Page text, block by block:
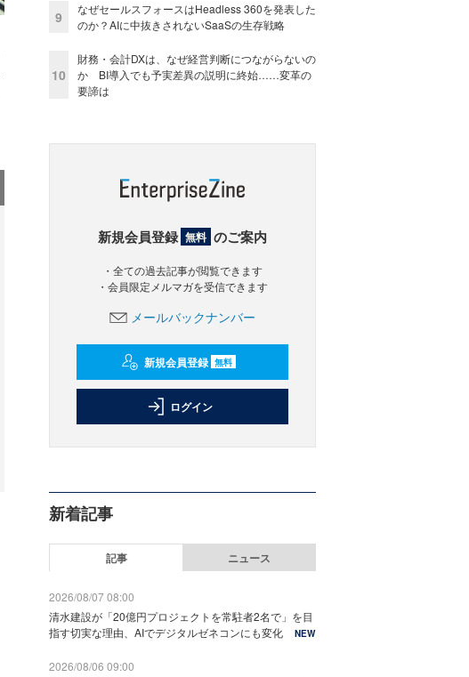
9
なぜセールスフォースはHeadless 360を発表した
のか？AIに中抜きされないSaaSの生存戦略
10
財務・会計DXは、なぜ経営判断につながらないの
か BI導入でも予実差異の説明に終始……変革の
要諦は
新規会員登録 無料 のご案内
・全ての過去記事が閲覧できます
・会員限定メルマガを受信できます
メールバックナンバー
新規会員登録 無料
ログイン
新着記事
記事 ニュース
2026/08/07 08:00
清水建設が「20億円プロジェクトを常駐者2名で」を目
指す切実な理由、AIでデジタルゼネコンにも変化
NEW
2026/08/06 09:00